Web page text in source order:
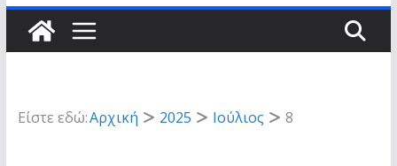
Είστε εδώ:Αρχική 2025 Ιούλιος 8